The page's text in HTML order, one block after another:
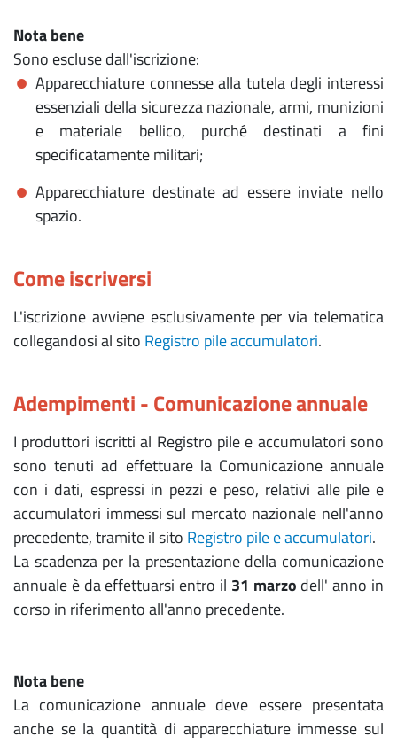
Nota bene
Sono escluse dall'iscrizione:
Apparecchiature connesse alla tutela degli interessi
essenziali della sicurezza nazionale, armi, munizioni
e materiale bellico, purché destinati a fini
specificatamente militari;
Apparecchiature destinate ad essere inviate nello
spazio.
Come iscriversi
L'iscrizione avviene esclusivamente per via telematica
collegandosi al sito Registro pile accumulatori.
Adempimenti - Comunicazione annuale
I produttori iscritti al Registro pile e accumulatori sono
sono tenuti ad effettuare la Comunicazione annuale
con i dati, espressi in pezzi e peso, relativi alle pile e
accumulatori immessi sul mercato nazionale nell'anno
precedente, tramite il sito Registro pile e accumulatori.
La scadenza per la presentazione della comunicazione
annuale è da effettuarsi entro il 31 marzo dell' anno in
corso in riferimento all'anno precedente.
Nota bene
La comunicazione annuale deve essere presentata
anche se la quantità di apparecchiature immesse sul